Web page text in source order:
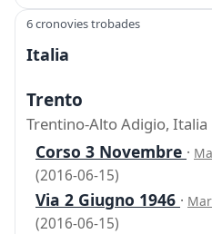
6 cronovies trobades
Italia
Trento
Trentino-Alto Adigio, Italia
Corso 3 Novembre ·
(2016-06-15)
Via 2 Giugno 1946 ·
(2016-06-15)